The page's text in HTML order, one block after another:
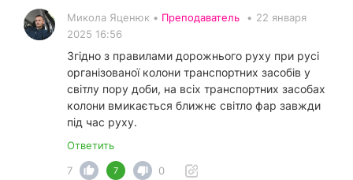
Микола Яценюк • Преподаватель • 22 января
2025 16:56
Згідно з правилами дорожнього руху при русі
організованої колони транспортних засобів у
світлу пору доби, на всіх транспортних засобах
колони вмикається ближнє світло фар завжди
під час руху.
Ответить
7
7 0